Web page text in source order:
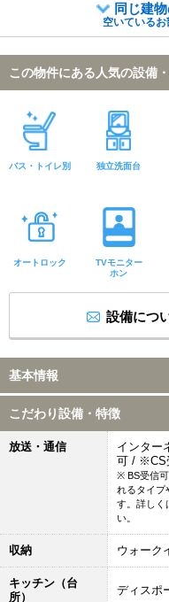
同じ建
空いているお
この物件にある人気の設備
バス・トイレ別 独立洗面台
オートロック
TVモニター
ホン
設備につ
基本情報
こだわり設備・特徴
放送・通信
インター
可 / ※CS
※ BS受信
れるタイプ
す。詳しく
い。
収納 ウォーク
キッチン（台
所）
ディスポ